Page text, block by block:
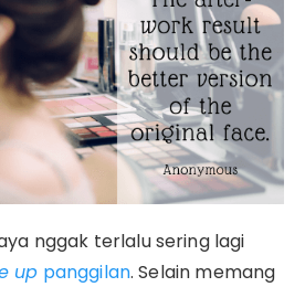
nggak terlalu sering lagi
up panggilan. Selain memang